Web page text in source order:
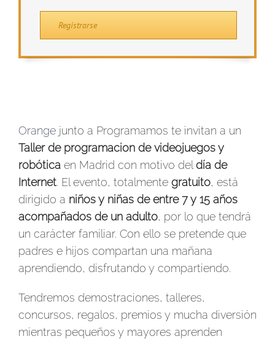
Registrarse
Orange junto a Programamos te invitan a un
Taller de programacion de videojuegos y
robótica en Madrid con motivo del día de
Internet. El evento, totalmente gratuito, está
dirigido a niños y niñas de entre 7 y 15 años
acompañados de un adulto, por lo que tendrá
un carácter familiar. Con ello se pretende que
padres e hijos compartan una mañana
aprendiendo, disfrutando y compartiendo.
Tendremos demostraciones, talleres,
concursos, regalos, premios y mucha diversión
mientras pequeños y mayores aprenden